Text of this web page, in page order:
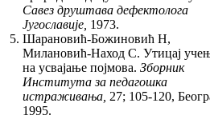
Савез друштава дефектолога
Југославије, 1973.
Шарановић-Божиновић Н,
Милановић-Наход С. Утицај
на усвајање појмова. Зборник
Института за педагошка
истраживања, 27; 105-120,
1995.